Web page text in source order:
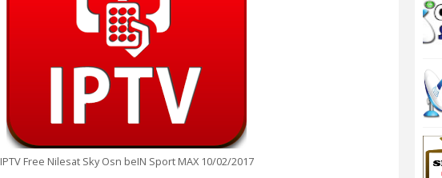
IPTV Free Nilesat Sky Osn beIN Sport MAX 10/02/2017